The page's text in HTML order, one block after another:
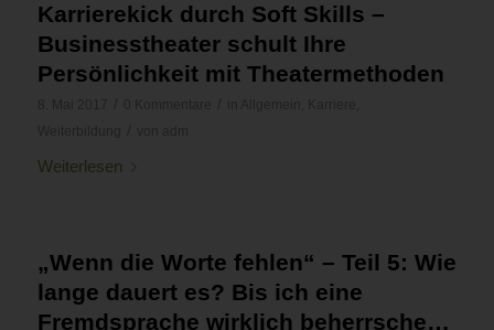
Karrierekick durch Soft Skills –
Businesstheater schult Ihre
Persönlichkeit mit Theatermethoden
Weiterlesen
„Wenn die Worte fehlen“ – Teil 5: Wie
lange dauert es? Bis ich eine
Fremdsprache wirklich beherrsche…